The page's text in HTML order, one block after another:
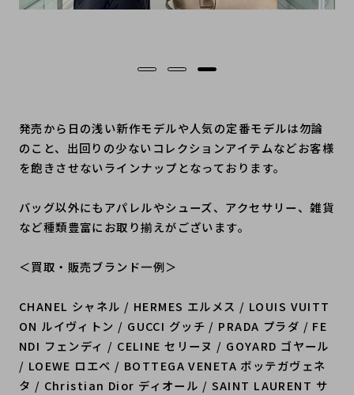
発売から日の浅い新作モデルや人気の定番モデルは勿論
のこと、出回りの少ないコレクションアイテムなどお客様
を飽きさせないラインナップとなっております。
バッグ以外にもアパレルやシューズ、アクセサリー、雑貨
など種類豊富にお取り揃えがございます。
＜買取・販売ブランド一例＞
CHANEL シャネル / HERMES エルメス / LOUIS VUITT
ON ルイヴィトン / GUCCI グッチ / PRADA プラダ / FE
NDI フェンディ / CELINE セリーヌ / GOYARD ゴヤール
/ LOEWE ロエベ / BOTTEGA VENETA ボッテガヴェネ
タ / Christian Dior ディオール / SAINT LAURENT サ